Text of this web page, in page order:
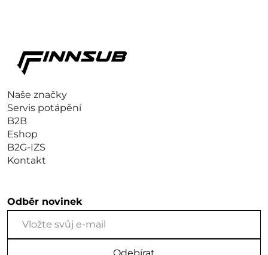
Naše značky
Servis potápění
B2B
Eshop
B2G-IZS
Kontakt
Odběr novinek